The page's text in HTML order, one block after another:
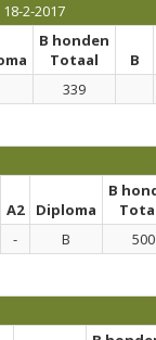
2-2017
B honden
Totaal
B
339
A2 Diploma
B
- B 500